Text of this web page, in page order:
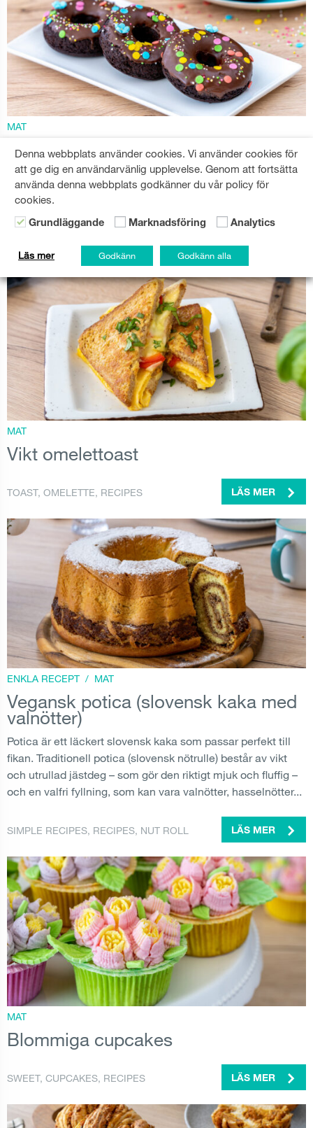
MAT
Veganska munkar med färgstarkt
strössel
Utsökta veganska chokladmunkar. Supersnabba och enkla
chokladmunkar, toppade med härlig choklad och strössel.
RECIPES,VEGAN LÄS MER
MAT
Vikt omelettoast
TOAST, OMELETTE, RECIPES LÄS MER
ENKLA RECEPT / MAT
Vegansk potica (slovensk kaka med
valnötter)
Potica är ett läckert slovensk kaka som passar perfekt till
fikan. Traditionell potica (slovensk nötrulle) består av vikt
och utrullad jästdeg – som gör den riktigt mjuk och fluffig –
och en valfri fyllning, som kan vara valnötter, hasselnötter...
SIMPLE RECIPES, RECIPES, NUT ROLL LÄS MER
MAT
Blommiga cupcakes
SWEET, CUPCAKES, RECIPES LÄS MER
Denna webbplats använder cookies. Vi använder cookies för
att ge dig en användarvänlig upplevelse. Genom att fortsätta
använda denna webbplats godkänner du vår policy för
cookies.
Grundläggande Marknadsföring Analytics
Läs mer Godkänn Godkänn alla